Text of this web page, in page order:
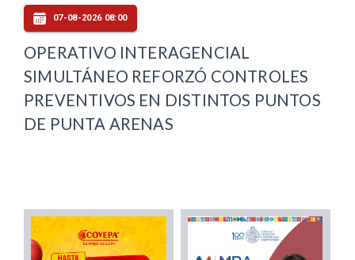
07-08-2026 08:00
OPERATIVO INTERAGENCIAL
SIMULTÁNEO REFORZÓ CONTROLES
PREVENTIVOS EN DISTINTOS PUNTOS
DE PUNTA ARENAS